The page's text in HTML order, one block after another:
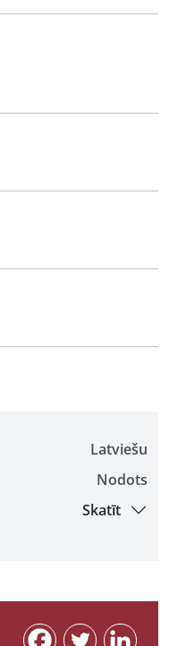
Latviešu
Nodots
Skatīt